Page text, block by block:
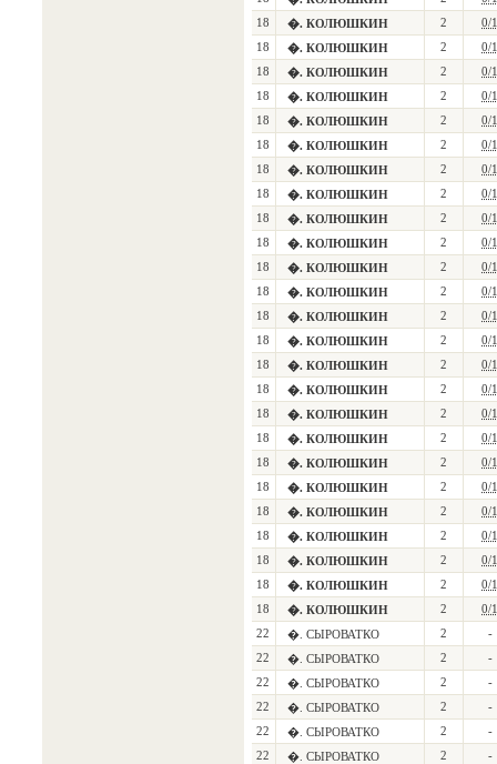
18
�. КОЛЮШКИН 2
0/1
18
�. КОЛЮШКИН 2
0/1
18
�. КОЛЮШКИН 2
0/1
18
�. КОЛЮШКИН 2
0/1
18
�. КОЛЮШКИН 2
0/1
18
�. КОЛЮШКИН 2
0/1
18
�. КОЛЮШКИН 2
0/1
18
�. КОЛЮШКИН 2
0/1
18
�. КОЛЮШКИН 2
0/1
18
�. КОЛЮШКИН 2
0/1
18
�. КОЛЮШКИН 2
0/1
18
�. КОЛЮШКИН 2
0/1
18
�. КОЛЮШКИН 2
0/1
18
�. КОЛЮШКИН 2
0/1
18
�. КОЛЮШКИН 2
0/1
18
�. КОЛЮШКИН 2
0/1
18
�. КОЛЮШКИН 2
0/1
18
�. КОЛЮШКИН 2
0/1
18
�. КОЛЮШКИН 2
0/1
18
�. КОЛЮШКИН 2
0/1
18
�. КОЛЮШКИН 2
0/1
18
�. КОЛЮШКИН 2
0/1
18
�. КОЛЮШКИН 2
0/1
18
�. КОЛЮШКИН 2
0/1
18
�. КОЛЮШКИН 2
0/1
22
�. СЫРОВАТКО 2
-
22
�. СЫРОВАТКО 2
-
22
�. СЫРОВАТКО 2
-
22
�. СЫРОВАТКО 2
-
22
�. СЫРОВАТКО 2
-
22
�. СЫРОВАТКО 2
-